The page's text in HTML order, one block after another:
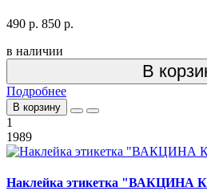
490 р. 850 р.
в наличии
В
Подробнее
В корзину
1
1989
Наклейка этикетка